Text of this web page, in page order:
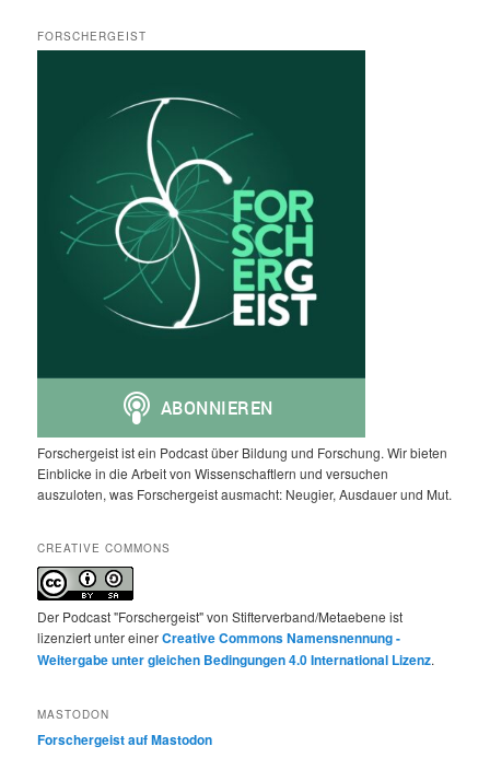
FORSCHERGEIST
Forschergeist ist ein Podcast über Bildung und Forschung. Wir bieten
Einblicke in die Arbeit von Wissenschaftlern und versuchen
auszuloten, was Forschergeist ausmacht: Neugier, Ausdauer und Mut.
CREATIVE COMMONS
Der Podcast "Forschergeist" von Stifterverband/Metaebene ist
lizenziert unter einerCreative Commons Namensnennung -
Weitergabe unter gleichen Bedingungen 4.0 International Lizenz.
MASTODON
Forschergeist auf Mastodon